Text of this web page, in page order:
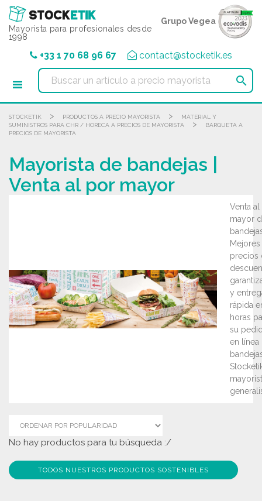
Mayorista para profesionales desde
1998
Grupo Vegea
+33 1 70 68 96 67 contact@stocketik.es

STOCKETIK > PRODUCTOS A PRECIO MAYORISTA >
MATERIAL Y
SUMINISTROS PARA CHR / HORECA A PRECIOS DE MAYORISTA
>
BARQUETA A
PRECIOS DE MAYORISTA
Mayorista de bandejas |
Venta al por mayor
Venta
mayor
Mejores
precios
y
rápida
horas
su
en línea
No hay productos para tu búsqueda :/
TODOS NUESTROS PRODUCTOS SOSTENIBLES
Panel de gestión de cookies